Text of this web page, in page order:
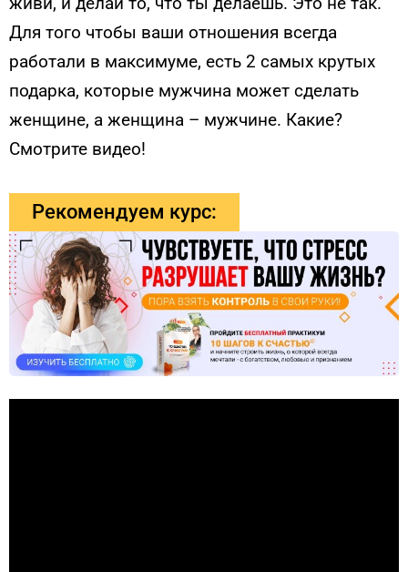
Для того чтобы ваши отношения всегда
работали в максимуме, есть 2 самых крутых
подарка, которые мужчина может сделать
женщине, а женщина – мужчине. Какие?
Смотрите видео!
Рекомендуем курс: